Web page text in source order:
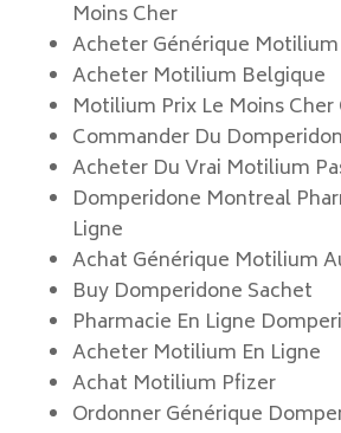
Moins Cher
Acheter Générique
Acheter Motilium Belgique
Motilium Prix Le Moins Cher
Commander Du
Acheter Du Vrai Motilium
Domperidone Montreal
Ligne
Achat Générique Motilium
Buy Domperidone Sachet
Pharmacie En Ligne
Acheter Motilium En Ligne
Achat Motilium Pfizer
Ordonner Générique